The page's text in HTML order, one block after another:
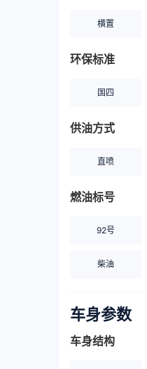
横置
环保标准
国四
供油方式
直喷
燃油标号
92号
柴油
车身参数
车身结构